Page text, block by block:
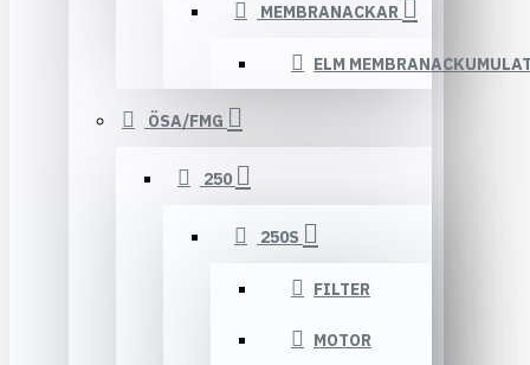
MEMBRANACKAR
ELM
ÖSA/FMG
250
250S
FILTER
MOTOR